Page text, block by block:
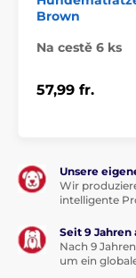
für jeden
hohe und
einzigartiges
Brown
Na cestě 6 ks
57,99 fr.
Unsere
Wir
intelligente
Seit 9
Nach 9
um ein